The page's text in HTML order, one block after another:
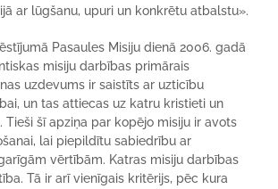
ar lūgšanu, upuri un konkrētu atbalstu».
Pasaules Misiju dienā 2006. gadā
misiju darbības primārais
uzdevums ir saistīts ar uzticību
un tas attiecas uz katru kristieti un
Tieši šī apziņa par kopējo misiju ir avots
lai piepildītu sabiedrību ar
vērtībām. Katras misiju darbības
Tā ir arī vienīgais kritērijs, pēc kura